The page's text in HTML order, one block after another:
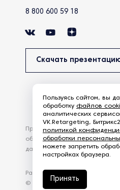
8 800 600 59 18
Скачать
Разработка сайта —
© 2026 – Eurasia Group. Все
Продолжая использовать
обработку файлов Cookies и
данных, в соответствии с
Пользуясь сайтом, вы
обработку файлов
аналитических
VK.Retargeting,
политикой
обработки
можете запретить
настройках браузера.
Принять